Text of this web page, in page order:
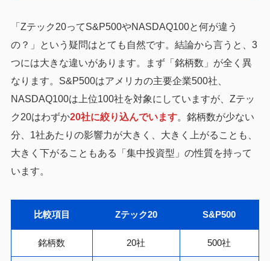
「Zテック20ってS&P500やNASDAQ100と何が違う
の？」という疑問はとても自然です。結論から言うと、3
つには大きな違いがあります。まず「銘柄数」が全く異
なります。S&P500はアメリカの主要企業500社、
NASDAQ100は上位100社を対象にしていますが、Zテッ
ク20はわずか20社に絞り込んでいます。銘柄数が少ない
分、1社あたりの影響力が大きく、大きく上がることも、
大きく下がることもある「集中投資型」の性質を持って
います。
比較項目 Zテック20 S&P500
銘柄数 20社 500社